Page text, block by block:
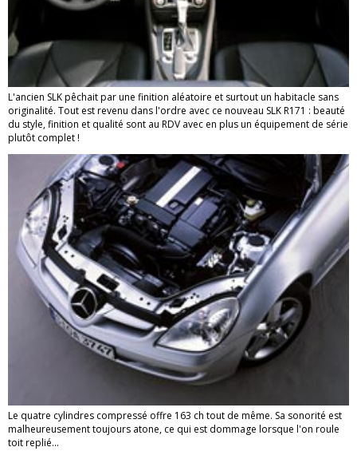
L'ancien SLK pêchait par une finition aléatoire et surtout un habitacle sans
originalité. Tout est revenu dans l'ordre avec ce nouveau SLK R171 : beauté
du style, finition et qualité sont au RDV avec en plus un équipement de série
plutôt complet !
Le quatre cylindres compressé offre 163 ch tout de même. Sa sonorité est
malheureusement toujours atone, ce qui est dommage lorsque l'on roule
toit replié...